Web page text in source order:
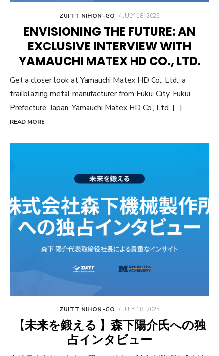
ZUITT NIHON-GO
POSTED
JULY 18, 2025
ENVISIONING THE FUTURE: AN
EXCLUSIVE INTERVIEW WITH
YAMAUCHI MATEX HD CO., LTD.
Get a closer look at Yamauchi Matex HD Co., Ltd., a
trailblazing metal manufacturer from Fukui City, Fukui
Prefecture, Japan. Yamauchi Matex HD Co., Ltd. […]
READ MORE
ZUITT NIHON-GO
POSTED
JULY 18, 2025
【未来を鍛える 】森下陽介氏への独
占インタビュー